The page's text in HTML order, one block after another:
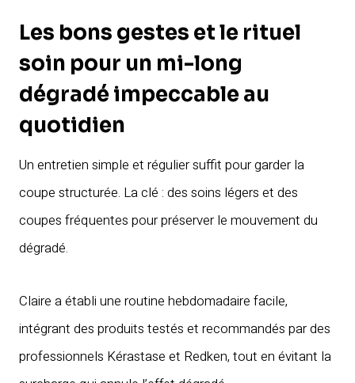
Les bons gestes et le rituel
soin pour un mi-long
dégradé impeccable au
quotidien
Un entretien simple et régulier suffit pour garder la
coupe structurée. La clé : des soins légers et des
coupes fréquentes pour préserver le mouvement du
dégradé.
Claire a établi une routine hebdomadaire facile,
intégrant des produits testés et recommandés par des
professionnels Kérastase et Redken, tout en évitant la